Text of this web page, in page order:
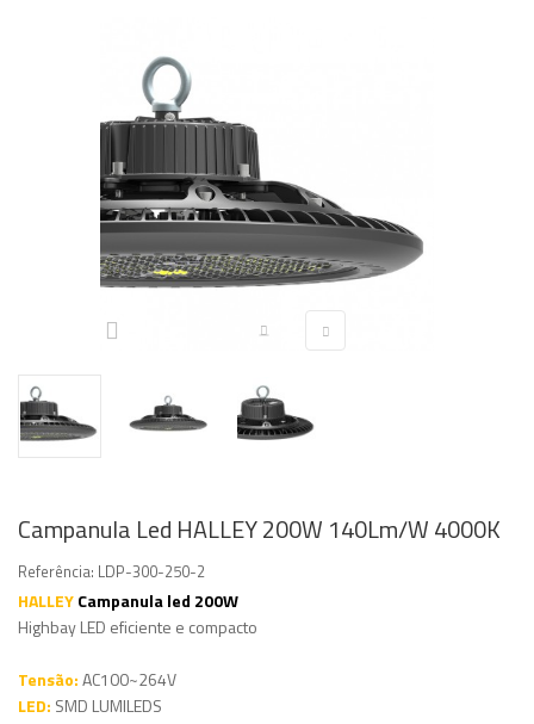
Campanula Led HALLEY 200W 140Lm/W 4000K
Referência: LDP-300-250-2
HALLEYCampanula led 200W
Highbay LED eficiente e compacto
Tensão:AC100~264V
LED: SMD LUMILEDS